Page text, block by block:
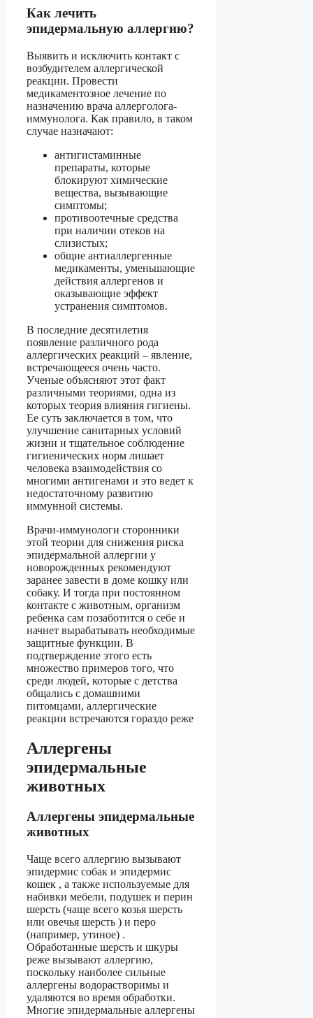
Как лечить
эпидермальную аллергию?
Выявить и исключить контакт с
возбудителем аллергической
реакции. Провести
медикаментозное лечение по
назначению врача аллерголога-
иммунолога. Как правило, в таком
случае назначают:
антигистаминные
препараты, которые
блокируют химические
вещества, вызывающие
симптомы;
противоотечные средства
при наличии отеков на
слизистых;
общие антиаллергенные
медикаменты, уменьшающие
действия аллергенов и
оказывающие эффект
устранения симптомов.
В последние десятилетия
появление различного рода
аллергических реакций – явление,
встречающееся очень часто.
Ученые объясняют этот факт
различными теориями, одна из
которых теория влияния гигиены.
Ее суть заключается в том, что
улучшение санитарных условий
жизни и тщательное соблюдение
гигиенических норм лишает
человека взаимодействия со
многими антигенами и это ведет к
недостаточному развитию
иммунной системы.
Врачи-иммунологи сторонники
этой теории для снижения риска
эпидермальной аллергии у
новорожденных рекомендуют
заранее завести в доме кошку или
собаку. И тогда при постоянном
контакте с животным, организм
ребенка сам позаботится о себе и
начнет вырабатывать необходимые
защитные функции. В
подтверждение этого есть
множество примеров того, что
среди людей, которые с детства
общались с домашними
питомцами, аллергические
реакции встречаются гораздо реже
Аллергены
эпидермальные
животных
Аллергены эпидермальные
животных
Чаще всего аллергию вызывают
эпидермис собак и эпидермис
кошек , а также используемые для
набивки мебели, подушек и перин
шерсть (чаще всего козья шерсть
или овечья шерсть ) и перо
(например, утиное) .
Обработанные шерсть и шкуры
реже вызывают аллергию,
поскольку наиболее сильные
аллергены водорастворимы и
удаляются во время обработки.
Многие эпидермальные аллергены